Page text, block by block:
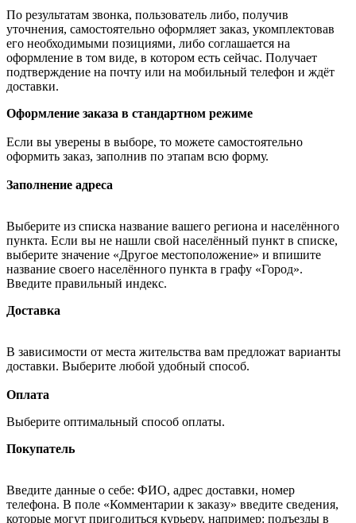
По результатам звонка, пользователь либо, получив
уточнения, самостоятельно оформляет заказ, укомплектовав
его необходимыми позициями, либо соглашается на
оформление в том виде, в котором есть сейчас. Получает
подтверждение на почту или на мобильный телефон и ждёт
доставки.
Оформление заказа в стандартном режиме
Если вы уверены в выборе, то можете самостоятельно
оформить заказ, заполнив по этапам всю форму.
Заполнение адреса
Выберите из списка название вашего региона и населённого
пункта. Если вы не нашли свой населённый пункт в списке,
выберите значение «Другое местоположение» и впишите
название своего населённого пункта в графу «Город».
Введите правильный индекс.
Доставка
В зависимости от места жительства вам предложат варианты
доставки. Выберите любой удобный способ.
Оплата
Выберите оптимальный способ оплаты.
Покупатель
Введите данные о себе: ФИО, адрес доставки, номер
телефона. В поле «Комментарии к заказу» введите сведения,
которые могут пригодиться курьеру, например: подъезды в